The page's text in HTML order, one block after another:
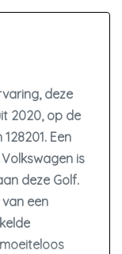
deze
2020, op de
Een
is
deze Golf.
een